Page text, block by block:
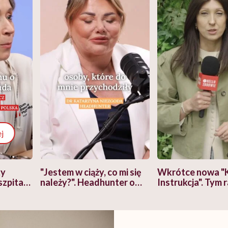
"Jestem w ciąży, co mi się
należy?". Headhunter o
pracy
Wkrótce nowa
Instrukcja". Tym